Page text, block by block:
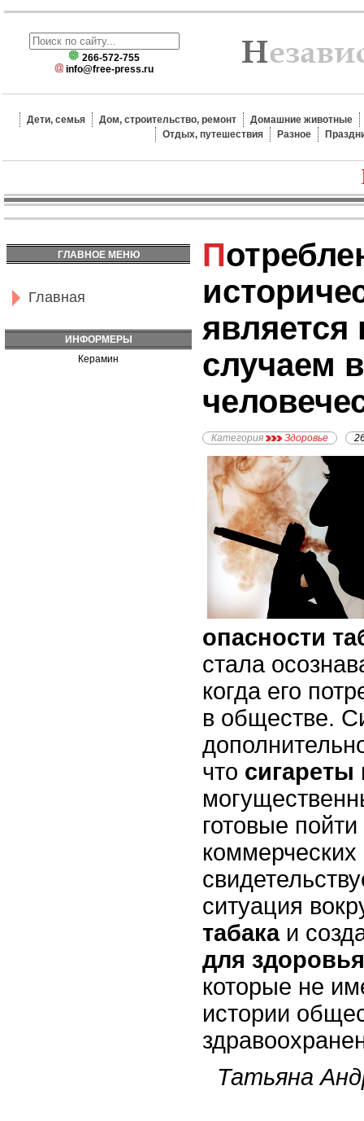
266-572-755
info@free-press.ru
Дети, семья Дом, строительство, ремонт
Домашние животные
Отдых, путешествия
Разное
ГЛАВНОЕ МЕНЮ
Главная
ИНФОРМЕРЫ
Керамин
Потребление табака в
случаем
Категория Здоровье
опасности
стала
когда его
в обществе.
что сигареты
готовые
ситуация
табакаи
для здоровья
которые не
истории
Татьяна